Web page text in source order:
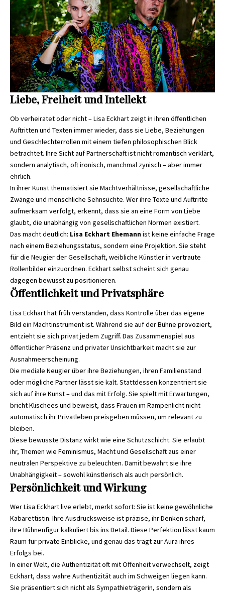
Liebe, Freiheit und Intellekt
Ob verheiratet oder nicht – Lisa Eckhart zeigt in ihren öffentlichen
Auftritten und Texten immer wieder, dass sie Liebe, Beziehungen
und Geschlechterrollen mit einem tiefen philosophischen Blick
betrachtet. Ihre Sicht auf Partnerschaft ist nicht romantisch verklärt,
sondern analytisch, oft ironisch, manchmal zynisch – aber immer
ehrlich.
In ihrer Kunst thematisiert sie Machtverhältnisse, gesellschaftliche
Zwänge und menschliche Sehnsüchte. Wer ihre Texte und Auftritte
aufmerksam verfolgt, erkennt, dass sie an eine Form von Liebe
glaubt, die unabhängig von gesellschaftlichen Normen existiert.
Das macht deutlich: Lisa Eckhart Ehemannist keine einfache Frage
nach einem Beziehungsstatus, sondern eine Projektion. Sie steht
für die Neugier der Gesellschaft, weibliche Künstler in vertraute
Rollenbilder einzuordnen. Eckhart selbst scheint sich genau
dagegen bewusst zu positionieren.
Öffentlichkeit und Privatsphäre
Lisa Eckhart hat früh verstanden, dass Kontrolle über das eigene
Bild ein Machtinstrument ist. Während sie auf der Bühne provoziert,
entzieht sie sich privat jedem Zugriff. Das Zusammenspiel aus
öffentlicher Präsenz und privater Unsichtbarkeit macht sie zur
Ausnahmeerscheinung.
Die mediale Neugier über ihre Beziehungen, ihren Familienstand
oder mögliche Partner lässt sie kalt. Stattdessen konzentriert sie
sich auf ihre Kunst – und das mit Erfolg. Sie spielt mit Erwartungen,
bricht Klischees und beweist, dass Frauen im Rampenlicht nicht
automatisch ihr Privatleben preisgeben müssen, um relevant zu
bleiben.
Diese bewusste Distanz wirkt wie eine Schutzschicht. Sie erlaubt
ihr, Themen wie Feminismus, Macht und Gesellschaft aus einer
neutralen Perspektive zu beleuchten. Damit bewahrt sie ihre
Unabhängigkeit – sowohl künstlerisch als auch persönlich.
Persönlichkeit und Wirkung
Wer Lisa Eckhart live erlebt, merkt sofort: Sie ist keine gewöhnliche
Kabarettistin. Ihre Ausdrucksweise ist präzise, ihr Denken scharf,
ihre Bühnenfigur kalkuliert bis ins Detail. Diese Perfektion lässt kaum
Raum für private Einblicke, und genau das trägt zur Aura ihres
Erfolgs bei.
In einer Welt, die Authentizität oft mit Offenheit verwechselt, zeigt
Eckhart, dass wahre Authentizität auch im Schweigen liegen kann.
Sie präsentiert sich nicht als Sympathieträgerin, sondern als